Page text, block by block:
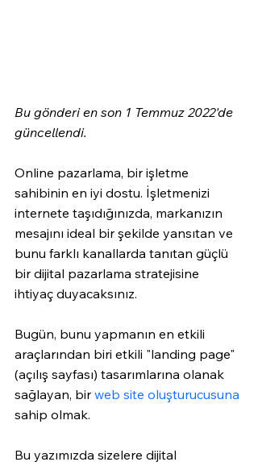
Bu gönderi en son 1 Temmuz 2022'de
güncellendi.
Online pazarlama, bir işletme
sahibinin en iyi dostu. İşletmenizi
internete taşıdığınızda, markanızın
mesajını ideal bir şekilde yansıtan ve
bunu farklı kanallarda tanıtan güçlü
bir dijital pazarlama stratejisine
ihtiyaç duyacaksınız.
Bugün, bunu yapmanın en etkili
araçlarından biri etkili "landing page"
(açılış sayfası) tasarımlarına olanak
sağlayan, bir web site oluşturucusuna
sahip olmak.
Bu yazımızda sizelere dijital